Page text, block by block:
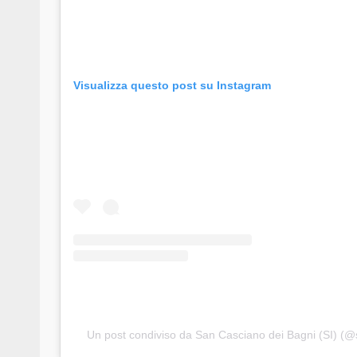
Visualizza questo post su Instagram
Un post condiviso da San Casciano dei Bagni (SI)